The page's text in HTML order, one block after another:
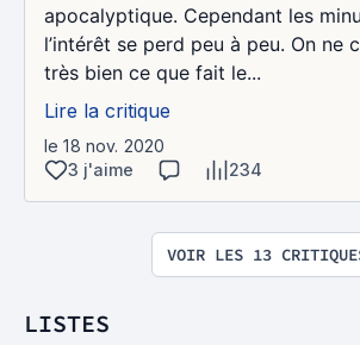
apocalyptique. Cependant les
l’intérêt se perd peu à peu. On ne
très bien ce que fait le...
Lire la critique
le 18 nov. 2020
3 j'aime
234
VOIR LES 13
LISTES